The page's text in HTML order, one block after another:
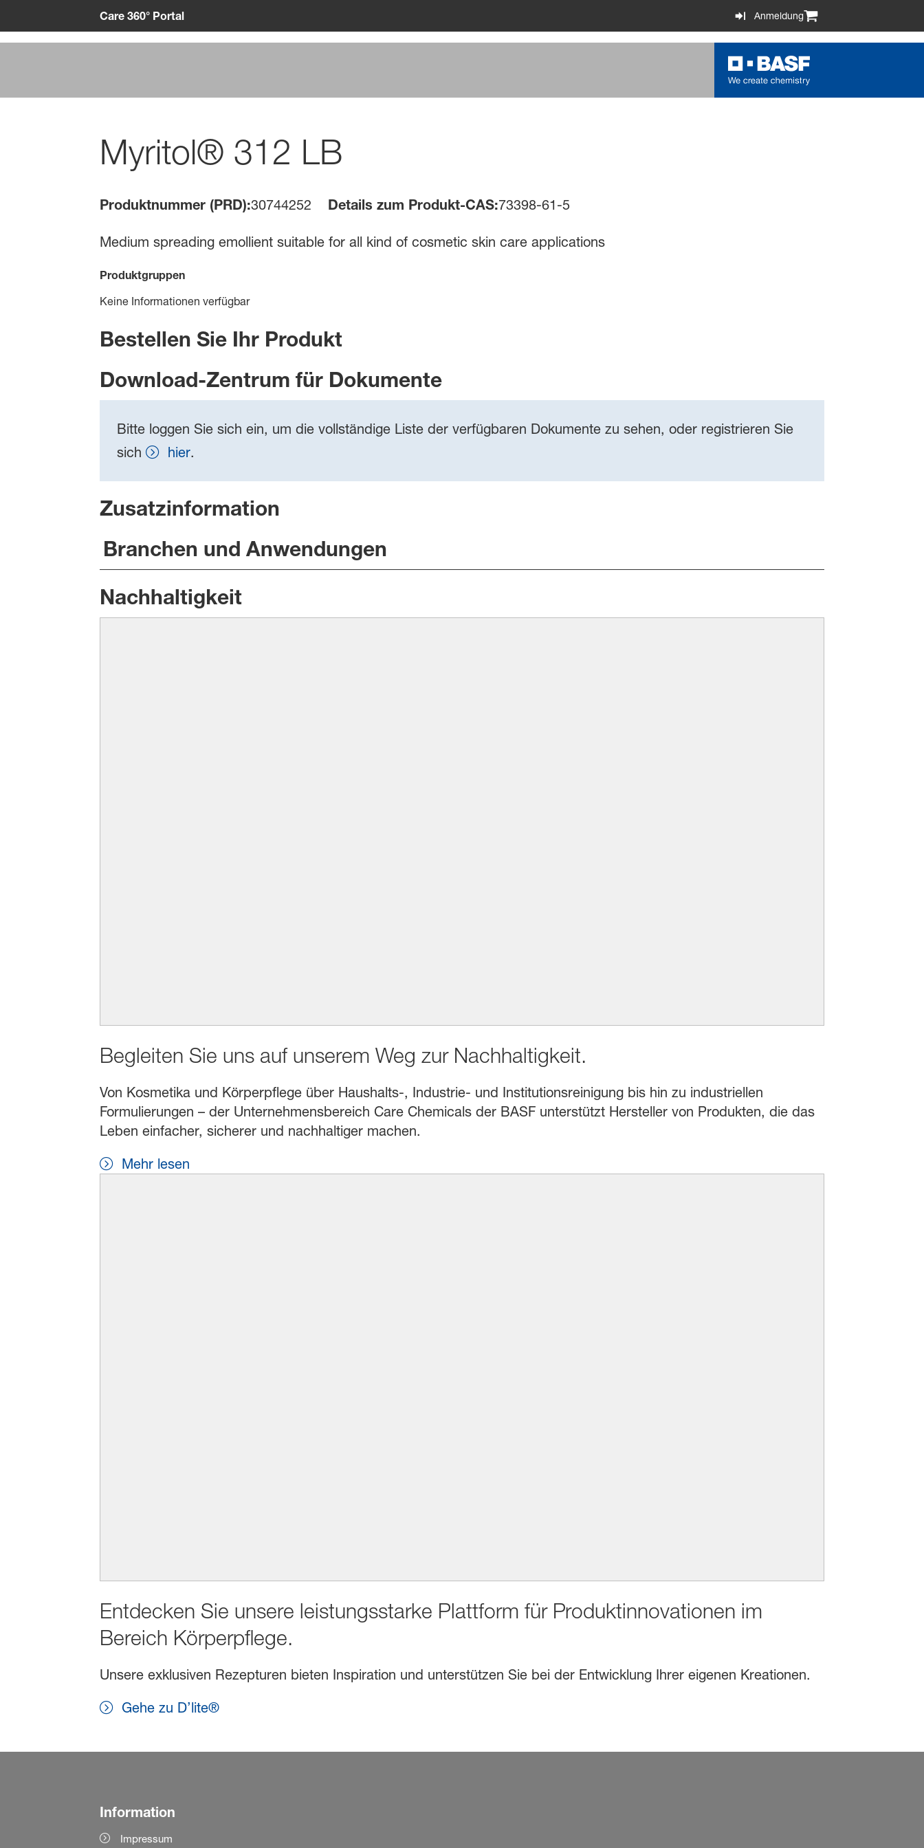
Care 360° Portal Anmeldung
Myritol® 312 LB
Produktnummer (PRD):30744252 Details zum Produkt-CAS:73398-61-5
Medium spreading emollient suitable for all kind of cosmetic skin care applications
Produktgruppen
Keine Informationen verfügbar
Bestellen Sie Ihr Produkt
Download-Zentrum für Dokumente
Bitte loggen Sie sich ein, um die vollständige Liste der verfügbaren Dokumente zu sehen, oder registrieren Sie
sich
hier.
Zusatzinformation
Branchen und Anwendungen
Nachhaltigkeit
Begleiten Sie uns auf unserem Weg zur Nachhaltigkeit.
Von Kosmetika und Körperpflege über Haushalts-, Industrie- und Institutionsreinigung bis hin zu industriellen
Formulierungen – der Unternehmensbereich Care Chemicals der BASF unterstützt Hersteller von Produkten, die das
Leben einfacher, sicherer und nachhaltiger machen.
Mehr lesen
Entdecken Sie unsere leistungsstarke Plattform für Produktinnovationen im
Bereich Körperpflege.
Unsere exklusiven Rezepturen bieten Inspiration und unterstützen Sie bei der Entwicklung Ihrer eigenen Kreationen.
Gehe zu D’lite®
Information
Impressum